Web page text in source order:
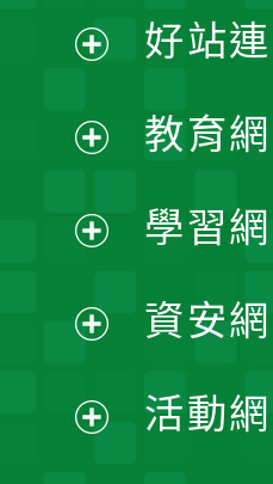
開
選
單
開
選
單
開
選
單
開
選
開
好站
教育
學習
資安
活動